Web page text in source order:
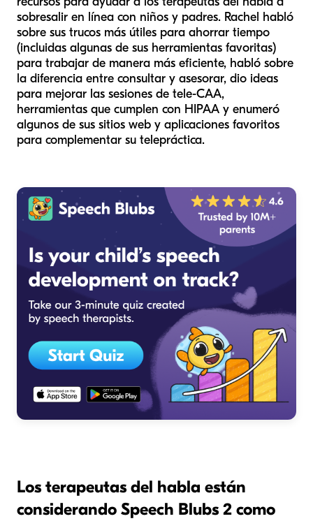
sobresalir en línea con niños y padres. Rachel habló
sobre sus trucos más útiles para ahorrar tiempo
(incluidas algunas de sus herramientas favoritas)
para trabajar de manera más eficiente, habló sobre
la diferencia entre consultar y asesorar, dio ideas
para mejorar las sesiones de tele-CAA,
herramientas que cumplen con HIPAA y enumeró
algunos de sus sitios web y aplicaciones favoritos
para complementar su telepráctica.
Los terapeutas del habla están
considerando Speech Blubs 2 como